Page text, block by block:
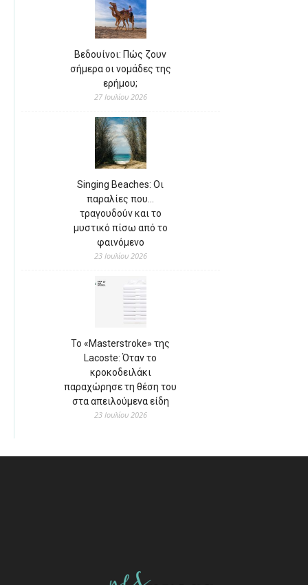
Βεδουίνοι: Πώς ζουν
σήμερα οι νομάδες της
ερήμου;
27 Ιουλίου 2026
Singing Beaches: Οι
παραλίες που…
τραγουδούν και το
μυστικό πίσω από το
φαινόμενο
23 Ιουλίου 2026
Το «Masterstroke» της
Lacoste: Όταν το
κροκοδειλάκι
παραχώρησε τη θέση του
στα απειλούμενα είδη
23 Ιουλίου 2026